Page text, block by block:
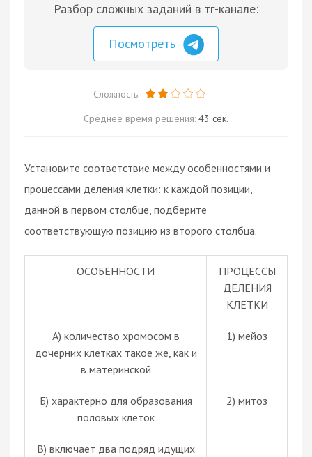
Разбор сложных заданий в тг-канале:
Посмотреть
Сложность:
Среднее время решения: 43 сек.
Установите соответствие между особенностями и
процессами деления клетки: к каждой позиции,
данной в первом столбце, подберите
соответствующую позицию из второго столбца.
ОСОБЕННОСТИ
ПРОЦЕССЫ
ДЕЛЕНИЯ
КЛЕТКИ
А) количество хромосом в
дочерних клетках такое же, как и
в материнской
1) мейоз
Б) характерно для образования
половых клеток
2) митоз
В) включает два подряд идущих